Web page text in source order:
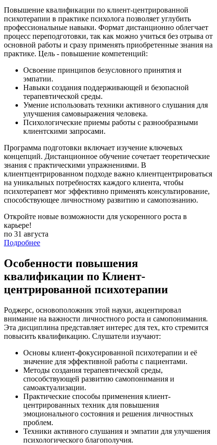
Повышение квалификации по клиент-центрированной
психотерапии в практике психолога позволяет углубить
профессиональные навыки. Формат дистанционно облегчает
процесс переподготовки, так как можно учиться без отрыва от
основной работы и сразу применять приобретенные знания на
практике. Цель - повышение компетенций:
Освоение принципов безусловного принятия и
эмпатии.
Навыки создания поддерживающей и безопасной
терапевтической среды.
Умение использовать техники активного слушания для
улучшения самовыражения человека.
Психологические приемы работы с разнообразными
клиентскими запросами.
Программа подготовки включает изучение ключевых
концепций. Дистанционное обучение сочетает теоретические
знания с практическими упражнениями. В
клиентцентрированном подходе важно клиентцентрироваться
на уникальных потребностях каждого клиента, чтобы
психотерапевт мог эффективно применять консультирование,
способствующее личностному развитию и самопознанию.
Откройте новые возможности для ускоренного роста в
карьере!
по 31 августа
Подробнее
Особенности повышения
квалификации по Клиент-
центрированной психотерапии
Роджерс, основоположник этой науки, акцентировал
внимание на важности личностного роста и самопонимания.
Эта дисциплина представляет интерес для тех, кто стремится
повысить квалификацию. Слушатели изучают:
Основы клиент-фокусированной психотерапии и её
значение для эффективной работы с пациентами.
Методы создания терапевтической среды,
способствующей развитию самопонимания и
самоактуализации.
Практические способы применения клиент-
центрированных техник для повышения
эмоционального состояния и решения личностных
проблем.
Техники активного слушания и эмпатии для улучшения
психологического благополучия.